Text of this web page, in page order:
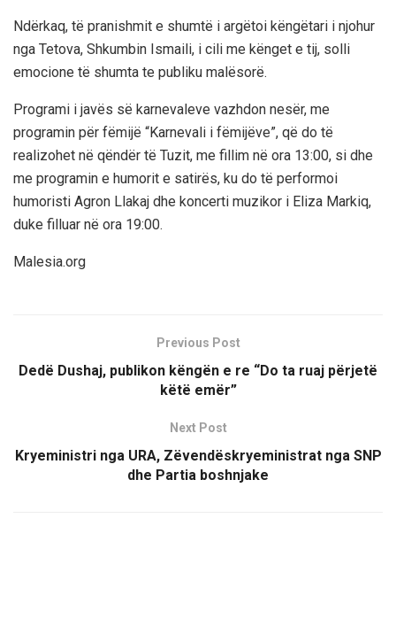
Ndërkaq, të pranishmit e shumtë i argëtoi këngëtari i njohur
nga Tetova, Shkumbin Ismaili, i cili me kënget e tij, solli
emocione të shumta te publiku malësorë.
Programi i javës së karnevaleve vazhdon nesër, me
programin për fëmijë “Karnevali i fëmijëve”, që do të
realizohet në qëndër të Tuzit, me fillim në ora 13:00, si dhe
me programin e humorit e satirës, ku do të performoi
humoristi Agron Llakaj dhe koncerti muzikor i Eliza Markiq,
duke filluar në ora 19:00.
Malesia.org
Previous Post
Dedë Dushaj, publikon këngën e re “Do ta ruaj përjetë
këtë emër”
Next Post
Kryeministri nga URA, Zëvendëskryeministrat nga SNP
dhe Partia boshnjake